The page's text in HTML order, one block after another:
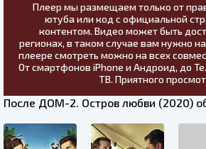
Плеер мы размещаем только от
ютуба или код с официальной
контентом. Видео может быть
регионах, в таком случае вам нужно
плеере смотреть можно на всех
От смартфонов iPhone и Андроид, до
ТВ. Приятного
После ДОМ-2. Остров любви (2020)